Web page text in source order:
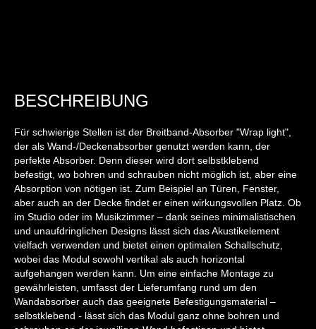
BESCHREIBUNG
Für schwierige Stellen ist der Breitband-Absorber "Wrap light",
der als Wand-/Deckenabsorber genutzt werden kann, der
perfekte Absorber. Denn dieser wird dort selbstklebend
befestigt, wo bohren und schrauben nicht möglich ist, aber eine
Absorption von nötigen ist. Zum Beispiel an Türen, Fenster,
aber auch an der Decke findet er einen wirkungsvollen Platz. Ob
im Studio oder im Musikzimmer – dank seines minimalistischen
und unaufdringlichen Designs lässt sich das Akustikelement
vielfach verwenden und bietet einen optimalen Schallschutz,
wobei das Modul sowohl vertikal als auch horizontal
aufgehangen werden kann. Um eine einfache Montage zu
gewährleisten, umfasst der Lieferumfang rund um den
Wandabsorber auch das geeignete Befestigungsmaterial –
selbstklebend - lässt sich das Modul ganz ohne bohren und